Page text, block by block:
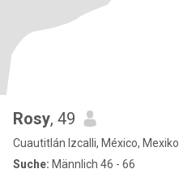
Rosy, 49
Cuautitlán Izcalli, México, Mexiko
Suche: Männlich 46 - 66